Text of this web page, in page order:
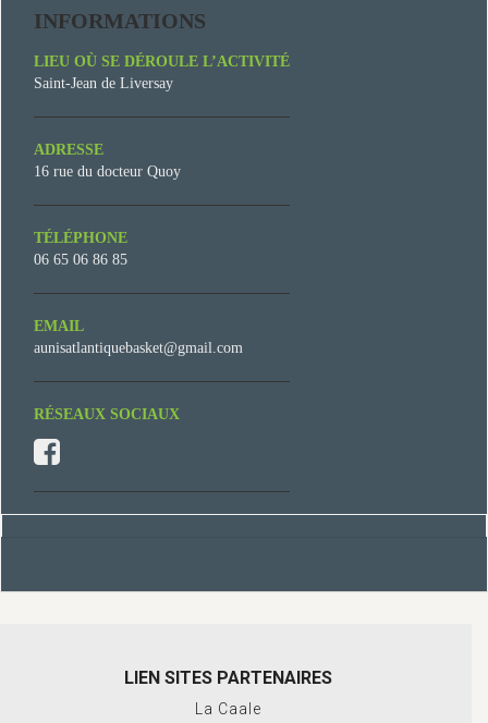
INFORMATIONS
LIEU OÙ SE DÉROULE L’ACTIVITÉ
Saint-Jean de Liversay
ADRESSE
16 rue du docteur Quoy
TÉLÉPHONE
06 65 06 86 85
EMAIL
aunisatlantiquebasket@gmail.com
RÉSEAUX SOCIAUX
LIEN SITES PARTENAIRES
La Caale